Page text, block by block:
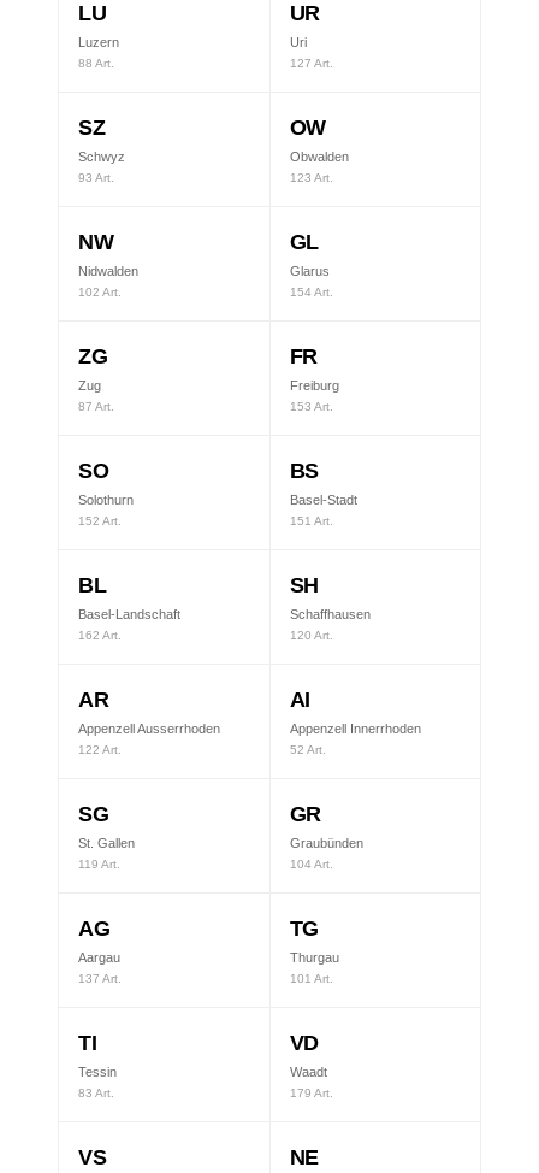
LU
Luzern
88 Art.
UR
Uri
127 Art.
SZ
Schwyz
93 Art.
OW
Obwalden
123 Art.
NW
Nidwalden
102 Art.
GL
Glarus
154 Art.
ZG
Zug
87 Art.
FR
Freiburg
153 Art.
SO
Solothurn
152 Art.
BS
Basel-Stadt
151 Art.
BL
Basel-Landschaft
162 Art.
SH
Schaffhausen
120 Art.
AR
Appenzell Ausserrhoden
122 Art.
AI
Appenzell Innerrhoden
52 Art.
SG
St. Gallen
119 Art.
GR
Graubünden
104 Art.
AG
Aargau
137 Art.
TG
Thurgau
101 Art.
TI
Tessin
83 Art.
VD
Waadt
179 Art.
VS NE